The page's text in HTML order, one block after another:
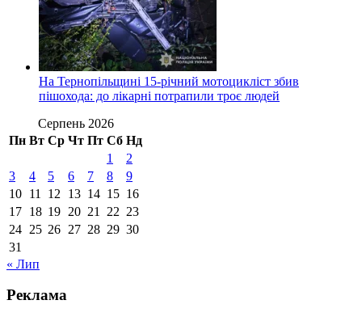
На Тернопільщині 15-річний мотоцикліст збив
пішохода: до лікарні потрапили троє людей
Серпень 2026
Пн Вт Ср Чт Пт Сб Нд
1
2
3
4 5 6 7 8
9
10 11 12 13 14 15 16
17 18 19 20 21 22 23
24 25 26 27 28 29 30
31
« Лип
Реклама